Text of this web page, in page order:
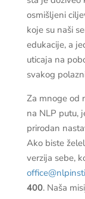
osmišljeni
koje su naši
edukacije, a
uticaja na
svakog
Za mnoge od
na NLP putu,
prirodan
Ako biste
verzija sebe,
400. Naša